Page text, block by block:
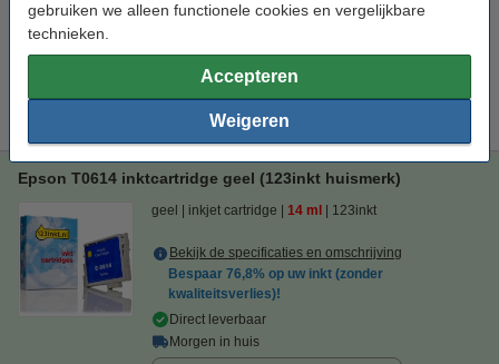
gebruiken we alleen functionele cookies en vergelijkbare
technieken.
Accepteren
Weigeren
Bespaar
Bespaar op uw afdrukkosten. Én met6 ml meerinhoud.
Epson T0614 inktcartridge geel (123inkt huismerk)
€ 7,50
Epson T0614 inktcartridge geel (123inkt huismerk)
geel inkjet cartridge 14 ml 123inkt
Bekijk de specificaties en omschrijving
Bespaar 76,8% op uw inkt (zonder
kwaliteitsverlies)!
Direct leverbaar
Morgen in huis